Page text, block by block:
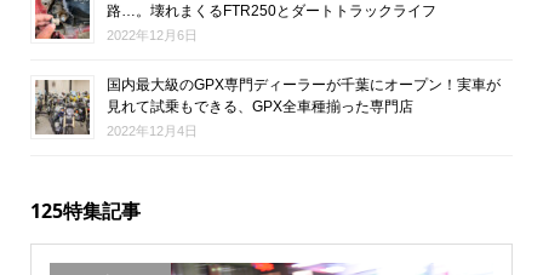
路…。壊れまくるFTR250とダートトラックライフ
2022年12月6日
国内最大級のGPX専門ディーラーが千葉にオープン！実車が
見れて試乗もできる、GPX全車種揃った専門店
2022年12月4日
125特集記事